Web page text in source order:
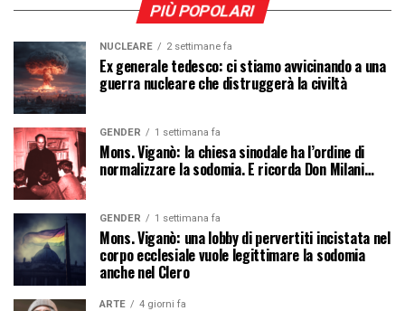
PIÙ POPOLARI
NUCLEARE 2 settimane fa
Ex generale tedesco: ci stiamo avvicinando a una
guerra nucleare che distruggerà la civiltà
GENDER 1 settimana fa
Mons. Viganò: la chiesa sinodale ha l’ordine di
normalizzare la sodomia. E ricorda Don Milani…
GENDER 1 settimana fa
Mons. Viganò: una lobby di pervertiti incistata nel
corpo ecclesiale vuole legittimare la sodomia
anche nel Clero
ARTE 4 giorni fa